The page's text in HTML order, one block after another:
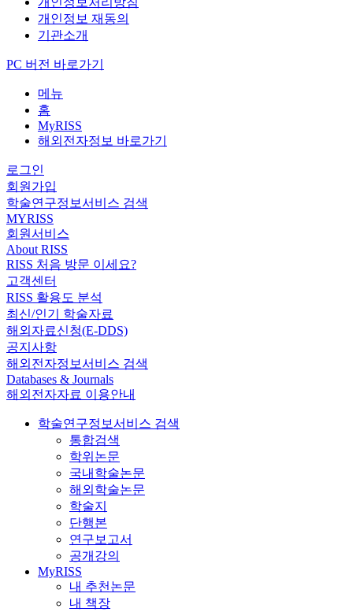
개인정보 재동의
기관소개
PC 버전 바로가기
메뉴
홈
MyRISS
해외전자정보 바로가기
로그인
회원가입
학술연구정보서비스 검색
MYRISS
회원서비스
About RISS
RISS 처음 방문 이세요?
고객센터
RISS 활용도 분석
최신/인기 학술자료
해외자료신청(E-DDS)
공지사항
해외전자정보서비스 검색
Databases & Journals
해외전자자료 이용안내
학술연구정보서비스 검색
통합검색
학위논문
국내학술논문
해외학술논문
학술지
단행본
연구보고서
공개강의
MyRISS
내 추천논문
내 책장